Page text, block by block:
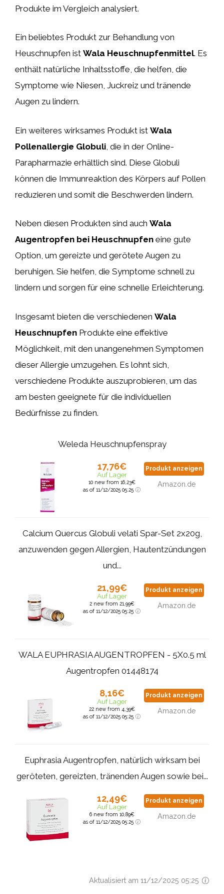
Produkte im Vergleich analysiert.
Ein beliebtes Produkt zur Behandlung von
Heuschnupfen ist Wala Heuschnupfenmittel. Es
enthält natürliche Inhaltsstoffe, die helfen, die
Symptome wie Niesen, Juckreiz und tränende
Augen zu lindern.
Ein weiteres wirksames Produkt ist Wala
Pollenallergie Globuli , die in der Online-
Parapharmazie erhältlich sind. Diese Globuli
können die Immunreaktion des Körpers auf Pollen
reduzieren und somit die Beschwerden lindern.
Neben diesen Produkten sind auch Wala
Augentropfen bei Heuschnupfen eine gute
Option, um gereizte und gerötete Augen zu
beruhigen. Sie helfen, die Symptome schnell zu
lindern und sorgen für eine schnelle Erleichterung.
Insgesamt bieten die verschiedenen Wala
Heuschnupfen Produkte eine effektive
Möglichkeit, mit den unangenehmen Symptomen
dieser Allergie umzugehen. Es lohnt sich,
verschiedene Produkte auszuprobieren, um das
am besten geeignete für die individuellen
Bedürfnisse zu finden.
Weleda Heuschnupfenspray
17,76€
Auf Lager
10 new from 16,23€
as of 11/12/2025 05:25
Produkt anzeigen
Amazon.de
Calcium Quercus Globuli velati Spar-Set 2x20g,
anzuwenden gegen Allergien, Hautentzündungen
und...
21,99€
Auf Lager
2 new from 21,99€
as of 11/12/2025 05:25
Produkt anzeigen
Amazon.de
WALA EUPHRASIA AUGENTROPFEN - 5X0.5 ml
Augentropfen 01448174
8,16€
Auf Lager
22 new from 4,39€
as of 11/12/2025 05:25
Produkt anzeigen
Amazon.de
Euphrasia Augentropfen, natürlich wirksam bei
geröteten, gereizten, tränenden Augen sowie bei...
12,49€
Auf Lager
6 new from 10,89€
as of 11/12/2025 05:25
Produkt anzeigen
Amazon.de
Aktualisiert am 11/12/2025 05:25